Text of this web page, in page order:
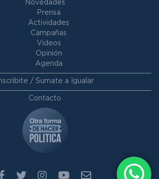
Novedades
Prensa
Actividades
Campañas
Videos
Opinión
Agenda
/ Sumate a Igualar
Contacto